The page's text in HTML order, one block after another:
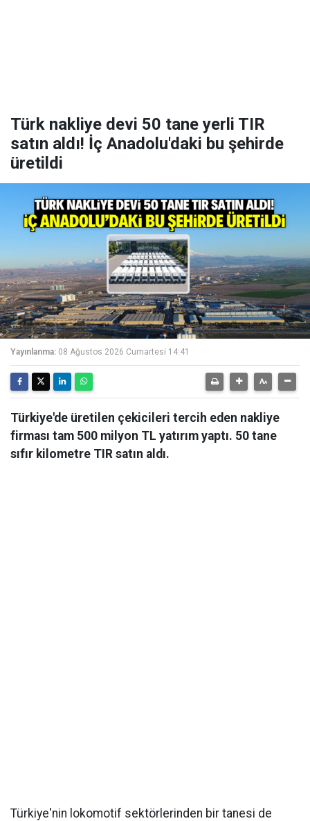
Türk nakliye devi 50 tane yerli TIR
satın aldı! İç Anadolu'daki bu şehirde
üretildi
Yayınlanma: 08 Ağustos 2026 Cumartesi 14:41
Türkiye'de üretilen çekicileri tercih eden nakliye
firması tam 500 milyon TL yatırım yaptı. 50 tane
sıfır kilometre TIR satın aldı.
Türkiye'nin lokomotif sektörlerinden bir tanesi de